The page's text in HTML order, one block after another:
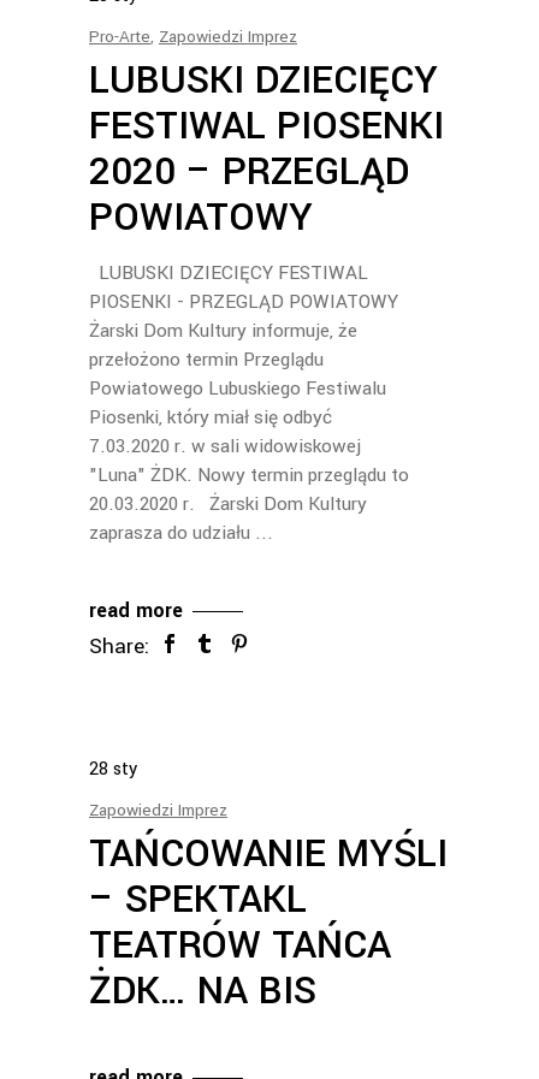
Pro-Arte, Zapowiedzi Imprez
LUBUSKI DZIECIĘCY
FESTIWAL PIOSENKI
2020 – PRZEGLĄD
POWIATOWY
LUBUSKI DZIECIĘCY FESTIWAL
PIOSENKI - PRZEGLĄD POWIATOWY
Żarski Dom Kultury informuje, że
przełożono termin Przeglądu
Powiatowego Lubuskiego Festiwalu
Piosenki, który miał się odbyć
7.03.2020 r. w sali widowiskowej
"Luna" ŻDK. Nowy termin przeglądu to
20.03.2020 r. Żarski Dom Kultury
zaprasza do udziału
read more
Share:
28 sty
Zapowiedzi Imprez
TAŃCOWANIE MYŚLI
– SPEKTAKL
TEATRÓW TAŃCA
ŻDK… NA BIS